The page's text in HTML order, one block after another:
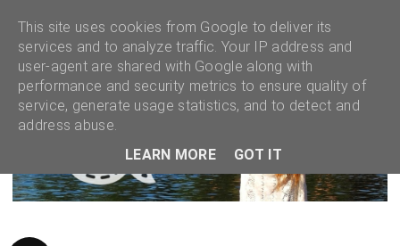
This site uses cookies from Google to deliver its
services and to analyze traffic. Your IP address and
user-agent are shared with Google along with
performance and security metrics to ensure quality of
service, generate usage statistics, and to detect and
address abuse.
LEARN MORE
GOT IT